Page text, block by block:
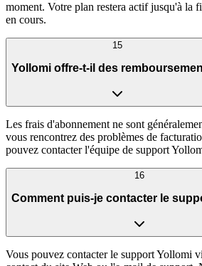
moment. Votre plan restera actif jusqu'à la
en cours.
15
Yollomi offre-t-il des
Les frais d'abonnement ne sont
vous rencontrez des problèmes de
pouvez contacter l'équipe de support
16
Comment puis-je contacter le
Vous pouvez contacter le support Yollomi